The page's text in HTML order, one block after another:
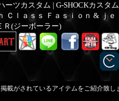
ツカスタム | G-SHOCKカスタム
Ｃｌａｓｓ Ｆａｓｉｏｎ & ｊｅ
Ｒ(ジーボーラー)
載がされているアイテムをご紹介致し